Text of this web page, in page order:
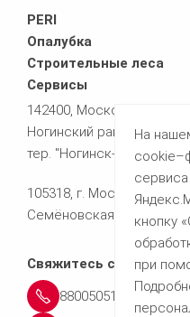
PERI
Опалубка
Строительные леса
Сервисы
142400, Московская
Ногинский район,
тер. "Ногинск-Технопарк",
105318, г. Москва
Семёновская площадь, 7
Свяжитесь с нами
88005051361
На
кнопку
при